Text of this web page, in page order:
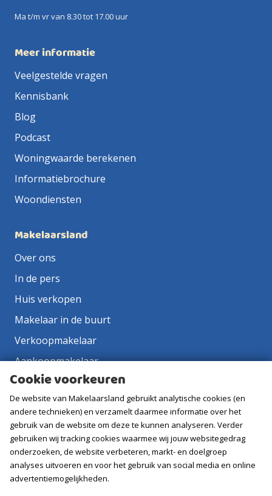
Ma t/m vr van 8.30 tot 17.00 uur
Meer informatie
Veelgestelde vragen
Kennisbank
Blog
Podcast
Woningwaarde berekenen
Informatiebrochure
Woondiensten
Makelaarsland
Over ons
In de pers
Huis verkopen
Makelaar in de buurt
Verkoopmakelaar
Aankoopmakelaar
Contact
Vacatures
Volg ons
Cookie voorkeuren
De website van Makelaarsland gebruikt analytische cookies (en
andere technieken) en verzamelt daarmee informatie over het
gebruik van de website om deze te kunnen analyseren. Verder
gebruiken wij tracking cookies waarmee wij jouw websitegedrag
onderzoeken, de website verbeteren, markt- en doelgroep
analyses uitvoeren en voor het gebruik van social media en online
advertentiemogelijkheden.